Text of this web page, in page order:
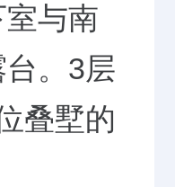
与南
。3层
叠墅的